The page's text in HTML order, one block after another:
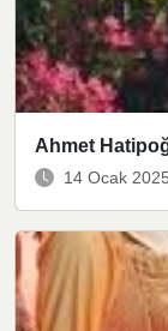
Ahmet
14 Ocak 2025